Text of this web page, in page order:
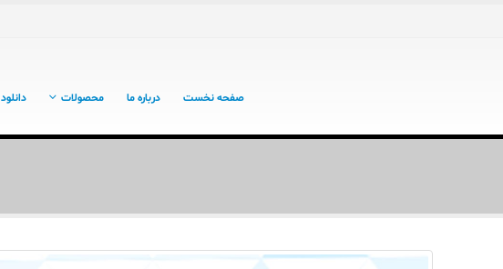
صفحه نخست درباره ما محصولات دانلود